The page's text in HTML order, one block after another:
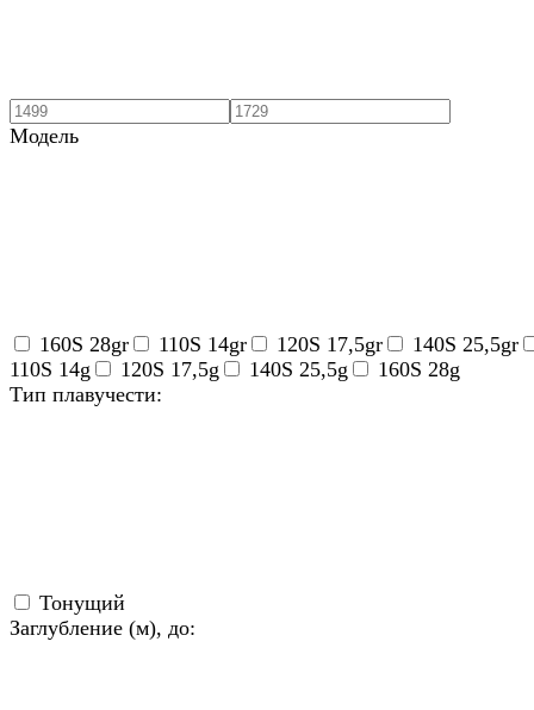
Модель
160S 28gr 110S 14gr 120S 17,5gr
140S 25,5gr
110S 14g
120S 17,5g 140S 25,5g
160S 28g
Тип плавучести:
Тонущий
Заглубление (м), до: